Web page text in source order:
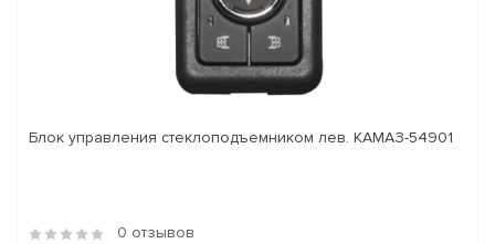
Блок управления стеклоподъемником лев. КАМАЗ-54901
0 отзывов